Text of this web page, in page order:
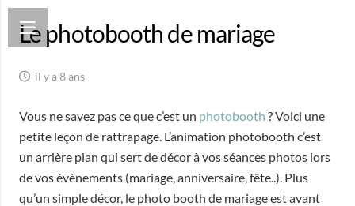
Le photobooth de mariage
il y a 8 ans
Vous ne savez pas ce que c’est un photobooth ? Voici une
petite leçon de rattrapage. L’animation photobooth c’est
un arrière plan qui sert de décor à vos séances photos lors
de vos évènements (mariage, anniversaire, fête..). Plus
qu’un simple décor, le photo booth de mariage est avant